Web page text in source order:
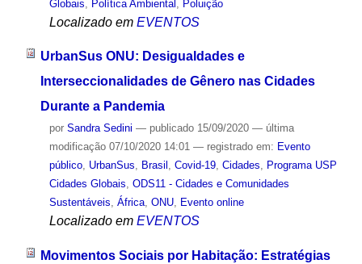
Globais
Política Ambiental Poluição
Localizado em EVENTOS
UrbanSus ONU: Desigualdades e
Interseccionalidades de Gênero nas Cidades
Durante a Pandemia
por Sandra Sedini — publicado15/09/2020 — última
modificação07/10/2020 14:01 — registrado em: Evento
público, UrbanSus, Brasil , Covid-19, Cidades, Programa USP
Cidades Globais, ODS11 - Cidades e Comunidades
Sustentáveis, África, ONU, Evento online
Localizado em EVENTOS
Movimentos Sociais por Habitação: Estratégias